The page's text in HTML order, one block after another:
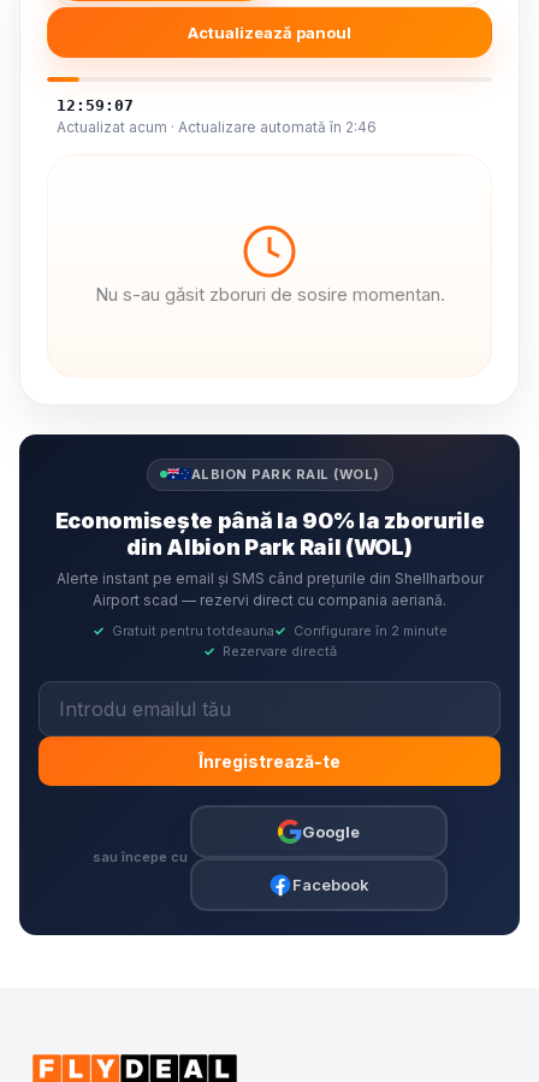
Actualizează panoul
12:59:07
Actualizat acum · Actualizare automată în 2:46
Nu s-au găsit zboruri de sosire momentan.
ALBION PARK RAIL (WOL)
Economisește până la 90% la zborurile
din Albion Park Rail (WOL)
Alerte instant pe email și SMS când prețurile din Shellharbour
Airport scad — rezervi direct cu compania aeriană.
✓ Gratuit pentru totdeauna✓ Configurare în 2 minute
✓ Rezervare directă
Înregistrează-te
sau începe cu
Google
Facebook